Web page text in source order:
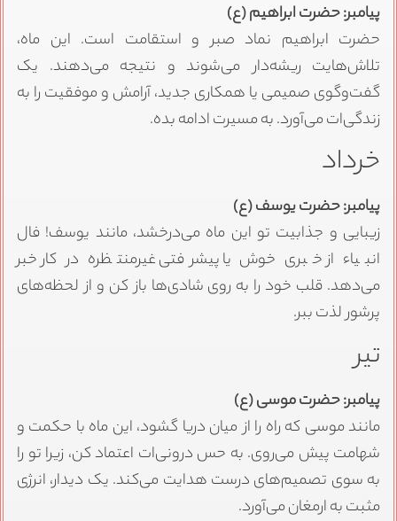
پیامبر: حضرت ابراهیم (ع)
حضرت ابراهیم نماد صبر و استقامت است. این ماه،
تلاش‌هایت ریشه‌دار می‌شوند و نتیجه می‌دهند. یک
گفت‌وگوی صمیمی یا همکاری جدید، آرامش و موفقیت را به
زندگی‌ات می‌آورد. به مسیرت ادامه بده.
خرداد
پیامبر: حضرت یوسف (ع)
زیبایی و جذابیت تو این ماه می‌درخشد، مانند یوسف! فال
انبیاء از خبری خوش یا پیشرفتی غیرمنتظره در کار خبر
می‌دهد. قلب خود را به روی شادی‌ها باز کن و از لحظه‌های
پرشور لذت ببر.
تیر
پیامبر: حضرت موسی (ع)
مانند موسی که راه را از میان دریا گشود، این ماه با حکمت و
شهامت پیش می‌روی. به حس درونی‌ات اعتماد کن، زیرا تو را
به سوی تصمیم‌های درست هدایت می‌کند. یک دیدار، انرژی
مثبت به ارمغان می‌آورد.